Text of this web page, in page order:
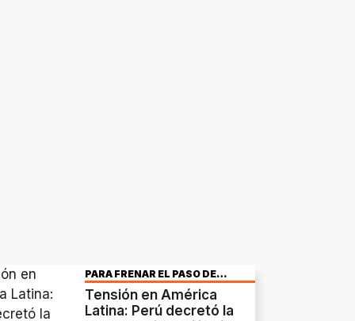
PARA FRENAR EL PASO DE
INMIGRANTES
Tensión en América
Latina: Perú decretó la